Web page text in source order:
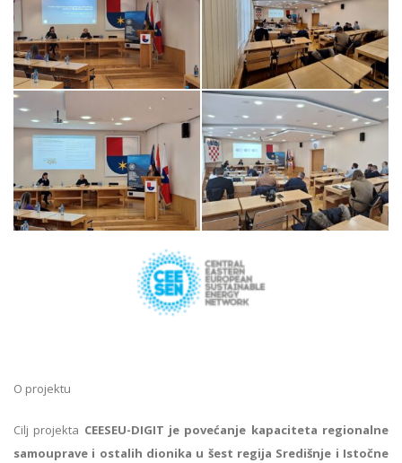
O projektu
Cilj projekta CEESEU-DIGIT je povećanje kapaciteta regionalne
samouprave i ostalih dionika u šest regija Središnje i Istočne